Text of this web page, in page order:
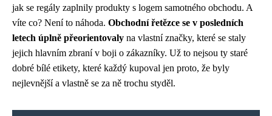
jak se regály zaplnily produkty s logem samotného obchodu. A
víte co? Není to náhoda. Obchodní řetězce se v posledních
letech úplně přeorientovaly na vlastní značky, které se staly
jejich hlavním zbraní v boji o zákazníky. Už to nejsou ty staré
dobré bílé etikety, které každý kupoval jen proto, že byly
nejlevnější a vlastně se za ně trochu styděl.